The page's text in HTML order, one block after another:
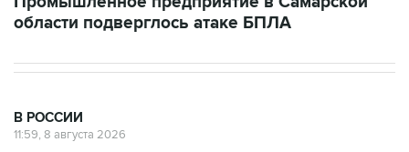
области подверглось атаке БПЛА
В РОССИИ
11:59, 8 августа 2026